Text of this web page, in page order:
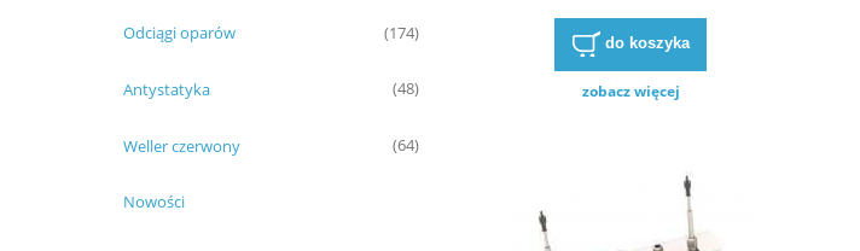
Odciągi oparów (174)
Antystatyka (48)
Weller czerwony (64)
Nowości
do koszyka
zobacz więcej